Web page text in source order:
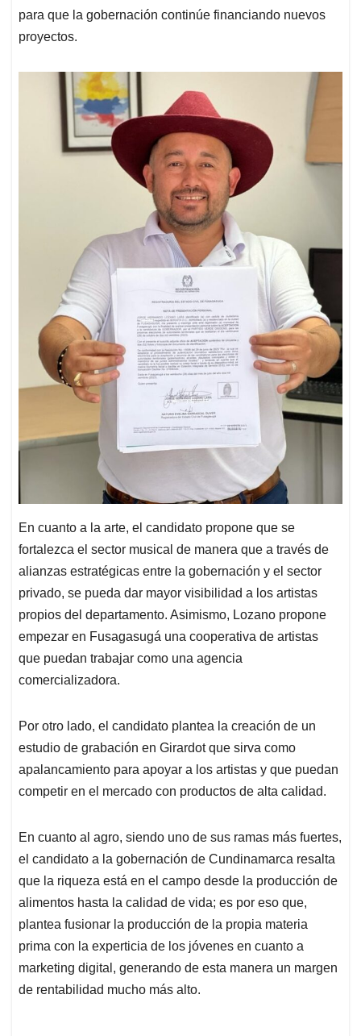
para que la gobernación continúe financiando nuevos
proyectos.
En cuanto a la arte, el candidato propone que se
fortalezca el sector musical de manera que a través de
alianzas estratégicas entre la gobernación y el sector
privado, se pueda dar mayor visibilidad a los artistas
propios del departamento. Asimismo, Lozano propone
empezar en Fusagasugá una cooperativa de artistas
que puedan trabajar como una agencia
comercializadora.
Por otro lado, el candidato plantea la creación de un
estudio de grabación en Girardot que sirva como
apalancamiento para apoyar a los artistas y que puedan
competir en el mercado con productos de alta calidad.
En cuanto al agro, siendo uno de sus ramas más fuertes,
el candidato a la gobernación de Cundinamarca resalta
que la riqueza está en el campo desde la producción de
alimentos hasta la calidad de vida; es por eso que,
plantea fusionar la producción de la propia materia
prima con la experticia de los jóvenes en cuanto a
marketing digital, generando de esta manera un margen
de rentabilidad mucho más alto.